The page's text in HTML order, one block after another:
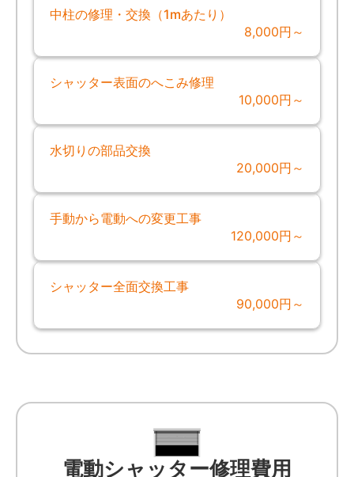
中柱の修理・交換（1mあたり）
8,000円～
シャッター表面のへこみ修理
10,000円～
水切りの部品交換
20,000円～
手動から電動への変更工事
120,000円～
シャッター全面交換工事
90,000円～
電動シャッター修理費用